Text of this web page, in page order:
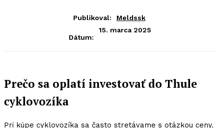
Publikoval: Meldssk
Dátum:
15. marca 2025
Prečo sa oplatí investovať do Thule
cyklovozíka
Pri kúpe cyklovozíka sa často stretávame s otázkou ceny.